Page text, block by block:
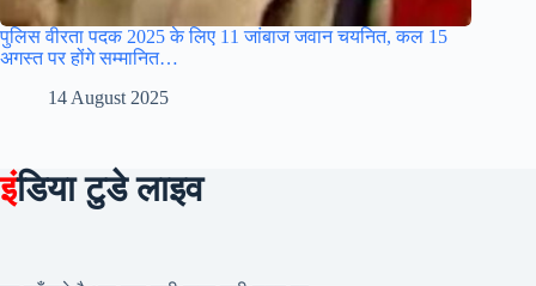
पुलिस वीरता पदक 2025 के लिए 11 जांबाज जवान चयनित, कल 15
अगस्त पर होंगे सम्मानित…
14 August 2025
इंडिया टुडे लाइव